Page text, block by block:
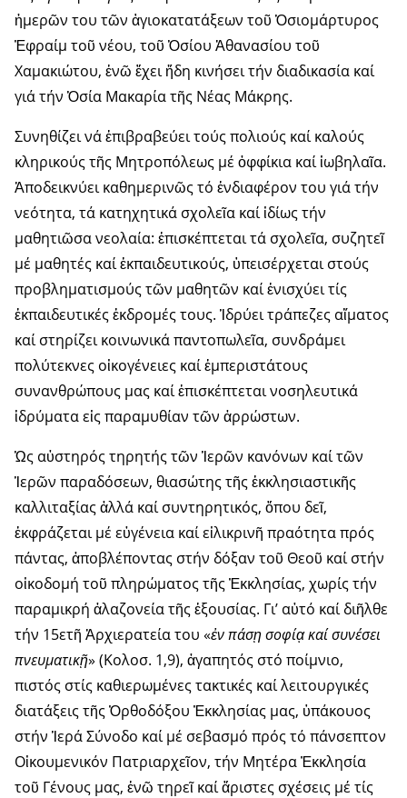
ἡμερῶν του τῶν ἁγιοκατατάξεων τοῦ Ὁσιομάρτυρος
Ἐφραίμ τοῦ νέου, τοῦ Ὁσίου Ἀθανασίου τοῦ
Χαμακιώτου, ἐνῶ ἔχει ἤδη κινήσει τήν διαδικασία καί
γιά τήν Ὁσία Μακαρία τῆς Νέας Μάκρης.
Συνηθίζει νά ἐπιβραβεύει τούς πολιούς καί καλούς
κληρικούς τῆς Μητροπόλεως μέ ὀφφίκια καί ἰωβηλαῖα.
Ἀποδεικνύει καθημερινῶς τό ἐνδιαφέρον του γιά τήν
νεότητα, τά κατηχητικά σχολεῖα καί ἰδίως τήν
μαθητιῶσα νεολαία: ἐπισκέπτεται τά σχολεῖα, συζητεῖ
μέ μαθητές καί ἐκπαιδευτικούς, ὑπεισέρχεται στούς
προβληματισμούς τῶν μαθητῶν καί ἐνισχύει τίς
ἐκπαιδευτικές ἐκδρομές τους. Ἱδρύει τράπεζες αἵματος
καί στηρίζει κοινωνικά παντοπωλεῖα, συνδράμει
πολύτεκνες οἰκογένειες καί ἐμπεριστάτους
συνανθρώπους μας καί ἐπισκέπτεται νοσηλευτικά
ἱδρύματα εἰς παραμυθίαν τῶν ἀρρώστων.
Ὡς αὐστηρός τηρητής τῶν Ἱερῶν κανόνων καί τῶν
Ἱερῶν παραδόσεων, θιασώτης τῆς ἐκκλησιαστικῆς
καλλιταξίας ἀλλά καί συντηρητικός, ὅπου δεῖ,
ἐκφράζεται μέ εὐγένεια καί εἰλικρινῆ πραότητα πρός
πάντας, ἀποβλέποντας στήν δόξαν τοῦ Θεοῦ καί στήν
οἰκοδομή τοῦ πληρώματος τῆς Ἐκκλησίας, χωρίς τήν
παραμικρή ἀλαζονεία τῆς ἐξουσίας. Γι’ αὐτό καί διῆλθε
τήν 15ετῆ Ἀρχιερατεία του «ἐν πάσῃσοφίᾳκαί συνέσει
πνευματικῇ» (Κολοσ. 1,9), ἀγαπητός στό ποίμνιο,
πιστός στίς καθιερωμένες τακτικές καί λειτουργικές
διατάξεις τῆς Ὀρθοδόξου Ἐκκλησίας μας, ὑπάκουος
στήν Ἱερά Σύνοδο καί μέ σεβασμό πρός τό πάνσεπτον
Οἰκουμενικόν Πατριαρχεῖον, τήν Μητέρα Ἐκκλησία
τοῦ Γένους μας, ἐνῶ τηρεῖ καί ἄριστες σχέσεις μέ τίς